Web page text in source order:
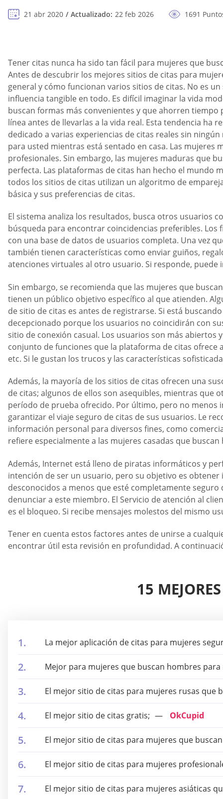
21 abr 2020 Actualizado: 22 feb 2026 1691
Tener citas nunca ha sido tan fácil para mujeres que
Antes de descubrir los mejores sitios de citas para
general y cómo funcionan varios sitios de citas. No es
influencia tangible en todo. Es difícil imaginar la vida
buscan formas más convenientes y que ahorren
línea antes de llevarlas a la vida real. Esta tendencia
dedicado a varias experiencias de citas reales sin
para usted mientras está sentado en casa. Las
profesionales. Sin embargo, las mujeres maduras que
perfecta. Las plataformas de citas han hecho el mundo
todos los sitios de citas utilizan un algoritmo de
básica y sus preferencias de citas.
El sistema analiza los resultados, busca otros usuarios
búsqueda para encontrar coincidencias preferibles.
con una base de datos de usuarios completa. Una vez
también tienen características como enviar guiños,
atenciones virtuales al otro usuario. Si responde,
Sin embargo, se recomienda que las mujeres que
tienen un público objetivo específico al que atienden.
de sitio de citas es antes de registrarse. Si está
decepcionado porque los usuarios no coincidirán con
sitio de conexión casual. Los usuarios son más abiertos
conjunto de funciones que la plataforma de citas ofrece
etc. Si le gustan los trucos y las características
Además, la mayoría de los sitios de citas ofrecen una
de citas; algunos de ellos son asequibles, mientras que
período de prueba ofrecido. Por último, pero no menos
garantizar el viaje seguro de citas de sus usuarios. Le
información personal para diversos fines, como
refiere especialmente a las mujeres casadas que buscan
Además, Internet está lleno de piratas informáticos y
intención de ser un usuario, pero su objetivo es
desconocidos a menos que esté completamente
denunciar a este miembro. El Servicio de atención al
es el bloqueo. Si recibe mensajes molestos del mismo
Tener en cuenta estos factores antes de unirse a
encontrar útil esta revisión en profundidad. A
15
La mejor aplicación de citas para mujeres
Mejor para mujeres que buscan hombres para
El mejor sitio de citas para mujeres rusas que
El mejor sitio de citas gratis; OkCupid
El mejor sitio de citas para mujeres que
El mejor sitio de citas para mujeres
El mejor sitio de citas para mujeres asiáticas